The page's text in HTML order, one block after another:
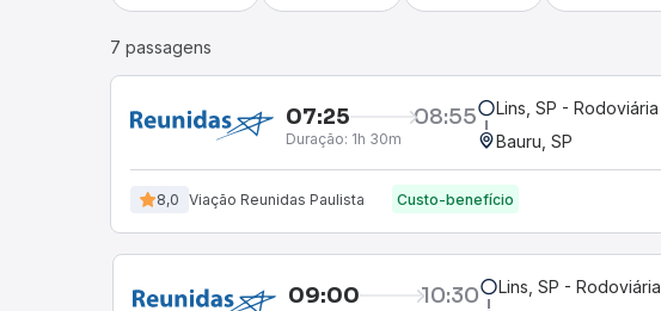
7 passagens
07:25 08:55
Duração: 1h 30m
Lins, SP - Rodoviária
Bauru, SP
8,0 Viação Reunidas Paulista Custo-benefício
09:00 10:30
Lins, SP - Rodoviária